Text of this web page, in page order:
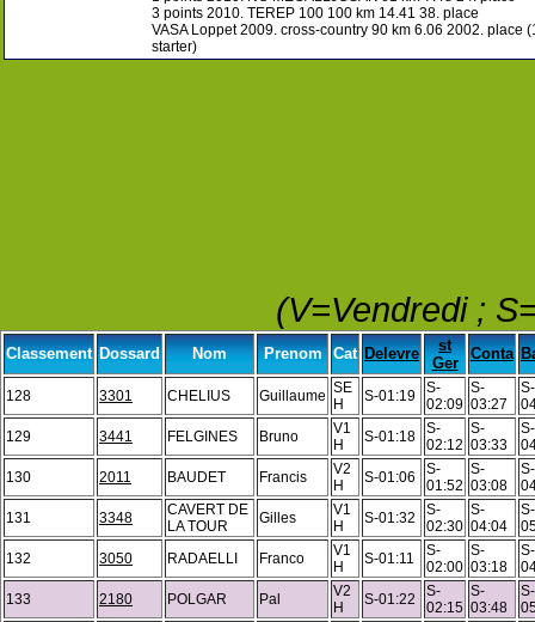
3 points 2010. TEREP 100 100 km 14.41 38. place
VASA Loppet 2009. cross-country 90 km 6.06 2002. place
starter)
(V=Vendredi ;
Classement Dossard Nom Prenom Cat Delevre
st
Ger
Conta
128 3301 CHELIUS Guillaume SE
H
S-01:19
S-
02:09
S-
03:27
S-
129
3441 FELGINES Bruno
V1
H
S-01:18
S-
02:12
S-
03:33
S-
130
2011 BAUDET Francis
V2
H
S-01:06
S-
01:52
S-
03:08
S-
131
3348
CAVERT DE
LA TOUR
Gilles
V1
H
S-01:32
S-
02:30
S-
04:04
S-
132
3050 RADAELLI Franco
V1
H
S-01:11
S-
02:00
S-
03:18
S-
133
2180 POLGAR Pal
V2
H
S-01:22
S-
02:15
S-
03:48
S-